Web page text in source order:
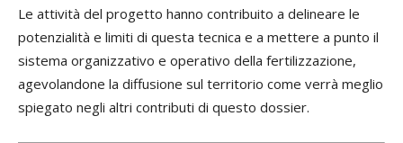
Le attività del progetto hanno contribuito a delineare le
potenzialità e limiti di questa tecnica e a mettere a punto il
sistema organizzativo e operativo della fertilizzazione,
agevolandone la diffusione sul territorio come verrà meglio
spiegato negli altri contributi di questo dossier.